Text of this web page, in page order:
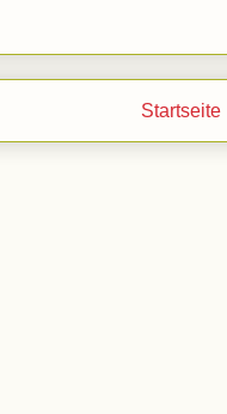
Startseite